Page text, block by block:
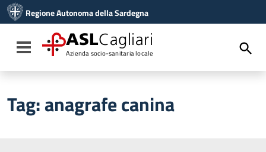
Vai al menu di navigazione
Vai al footer
Regione Autonoma della Sardegna
Toggle navigation
ASLCagliari
Azienda socio-sanitaria locale
Tag:anagrafe canina